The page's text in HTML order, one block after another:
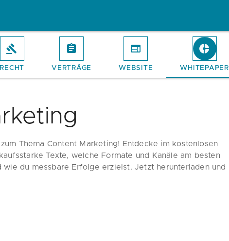
RECHT VERTRÄGE WEBSITE WHITEPAPER
Thema Content Marketing! Entdecke im kostenlosen
Texte, welche Formate und Kanäle am besten
wie du messbare Erfolge erzielst. Jetzt herunterladen und